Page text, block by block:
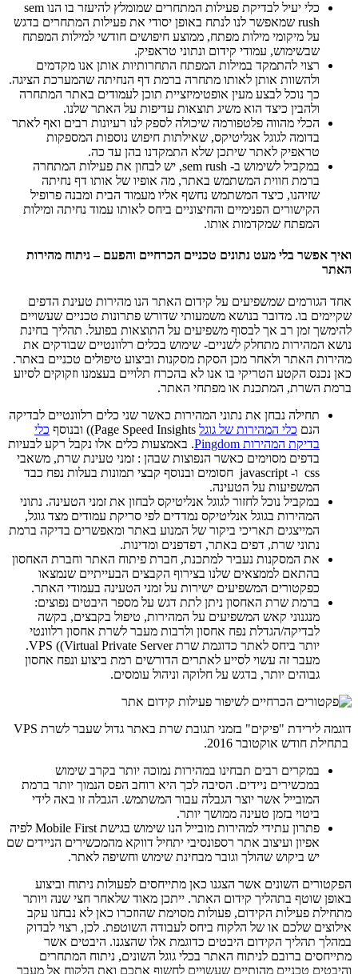
כלי יעיל לבדיקת פעילות המתחרים שמומלץ להיעזר בו הנו sem
rush שמאפשר לנו לנתח באופן יסודי את פעילות המתחרים בדגש
על מיקומי מילות מפתח, ממוצע חיפושים חודשי למילות המפתח
שבשימוש, עמודי קידום ונתוני טראפיק.
רצוי להתמקד במילות המפתח התחרותיות אותן אנו מקדמים
ולהשוות אותן לאותו מתחרה ברמת דף הנחיתה שהמערכת הציגה.
כך נוכל לבצע מעין אופטימיזציית תוכן לעמודים באתר המתחרה
ולהבין כיצד הוא משיג תוצאות עדיפות על האתר שלנו.
הכלי מהווה פלטפורמה שיכולה לספק לנו רעיונות רבים ואף לאתר
בדומה לגוגל אנליטיקס, שאילתות חיפוש נוספות המספקות
טראפיק לאתר שיתכן שלא התמקדנו בהן עד כה.
במקביל לשימוש ב- sem rush, יש לבחון את פעילות המתחרה
ברמת חווית המשתמש באתר, מה אופיו של אותו דף נחיתה
שזיהנו, כיצד המשתמש נחשף אליו מעמוד הבית ומבנה פרופיל
הקישורים הפנימיים והחיצוניים ביחס לאותו עמוד נחיתה ומילות
המפתח שמקדמות אותו.
ואיך אפשר בלי מעט נתונים טכניים הכרחיים והפעם – ניתוח מהירות
האתר
אחד הגורמים שמשפיעים על קידום האתר הנו מהירות טעינת הדפים
שקיימים בו. מדובר בנושא משמעותי שדורש פתרונות טכניים שעשויים
להימשך זמן רב אך לבסוף משפיעים על התוצאות בפועל. תהליך בחינת
נושא המהירות מתחלק לשניים- שימוש בכלים רלוונטיים שבודקים את
מהירות האתר ולאחר מכן הסקת מסקנות וביצוע טיפולים טכניים באתר.
כאן נכנס הקטע הטריקי בו אנו לא בהכרח תלויים בעצמנו וזקוקים לסיוע
ברמת השרת, המתכנת או מפתחי האתר.
תחילה נבחן את נתוני המהירות כאשר שני כלים רלוונטיים לבדיקה
הנם כלי המהירות של גוגל
כלי
בדיקת המהירות Pingdom
. באמצעות כלים אלו נקבל רקע לבעיות
בדפים מסוימים כאשר הנפוצות שבהן : זמני טעינת שרת, משאבי
css ו- javascript חסומים ובנוסף קבצי תמונות בעלות נפח כבד
המשפיעות על הטעינה.
במקביל נוכל לחזור לגוגל אנליטיקס לבחון את זמני הטעינה. נתוני
המהירות בגוגל אנליטיקס נמדדים לפי סריקת עמודים מצד גוגל,
המייצגים תאריכי ביקור של המנוע באתר ומאפשרים בדיקה ברמת
נתוני שרת, דפים באתר, דפדפנים ומדינות.
את המסקנות נעביר למתכנת, חברת פיתוח האתר וחברת האחסון
בהתאם לממצאים שלנו בצירוף הקבצים הבעייתיים שנמצאו
כפקטורים המשפיעים ישירות על זמני הטעינה בעמודי האתר.
ברמת שרת האחסון ניתן לתת דגש על מספר היבטים נפוצים:
מנגנוני קאש המשפיעים על המהירות, טיפול בקבצים, בקשה
לבדיקה/הגדלת נפח אחסון ולרבות מעבר לשרת אחסון רלוונטי
יותר ביחס לאתר כדוגמת שרת VPS ((Virtual Private Server.
מעבר זה עשוי לסייע לאתרים הדורשים רמת ביצוע ונפח אחסון
גבוהים יותר, בדגש על חלוקה וניהול עומסים.
דוגמה לירידת "פיקים" בזמני תגובת שרת באתר גדול שעבר לשרת VPS
בתחילת חודש אוקטובר 2016.
במקרים רבים תבחינו במהירות נמוכה יותר בקרב שימוש
במכשירים ניידים. הסיבה לכך היא רוחב הפס הנמוך יותר ברמת
המובייל אשר יוצר הגבלה עבור המשתמש. הגבלה זו באה לידי
ביטוי בזמן טעינה ממושך יותר.
פתרון עתידי למהירות מובייל הנו שימוש בגישת Mobile First לפיה
אפיון ועיצוב אתר רספונסיבי יתחיל דווקא מהמכשירים הניידים שם
יש ביקוש שהולך וגובר מבחינת שימוש וחשיפה לאתר.
הפקטורים השונים אשר הצגנו כאן מתייחסים לפעולות ניתוח וביצוע
באופן שוטף בתהליך קידום האתר. ייתכן מאוד שלאחר חצי שנה ויותר
מתחילת פעילות הקידום, פעולות מסוימת שהוזכרו כאן לא נבחנו עקב
אילוצים שלכם או של הלקוח ביחס לעבודה השוטפת. לכן, רצוי לבדוק
במהלך תהליך הקידום היבטים כדוגמת אלו שהצגנו. היבטים אשר
מתייחסים ברובם לניתוח האתר בכלי גוגל השונים, ניתוח המתחרים
והיבטים טכניים מהותיים שעשויים לחשוף אתכם ואת הלקוח אל מעבר